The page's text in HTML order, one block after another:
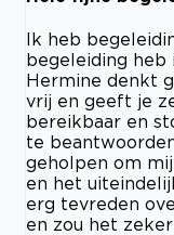
Ik heb
begeleiding heb
Hermine denkt
vrij en geeft je
bereikbaar en
te
geholpen om
en het
erg tevreden
en zou het